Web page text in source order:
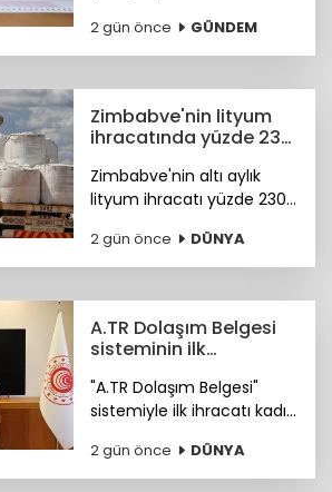
"www.meb.gov.tr"
adresinden erişime açıldı.
2 gün önce GÜNDEM
Zimbabve'nin lityum
ihracatında yüzde 230
Zimbabve'nin altı aylık
lityum ihracatı yüzde 230
2 gün önce DÜNYA
A.TR Dolaşım Belgesi
sisteminin ilk
Özçelik oldu
"A.TR Dolaşım Belgesi"
sistemiyle ilk ihracatı kadın
yaptı.
2 gün önce DÜNYA